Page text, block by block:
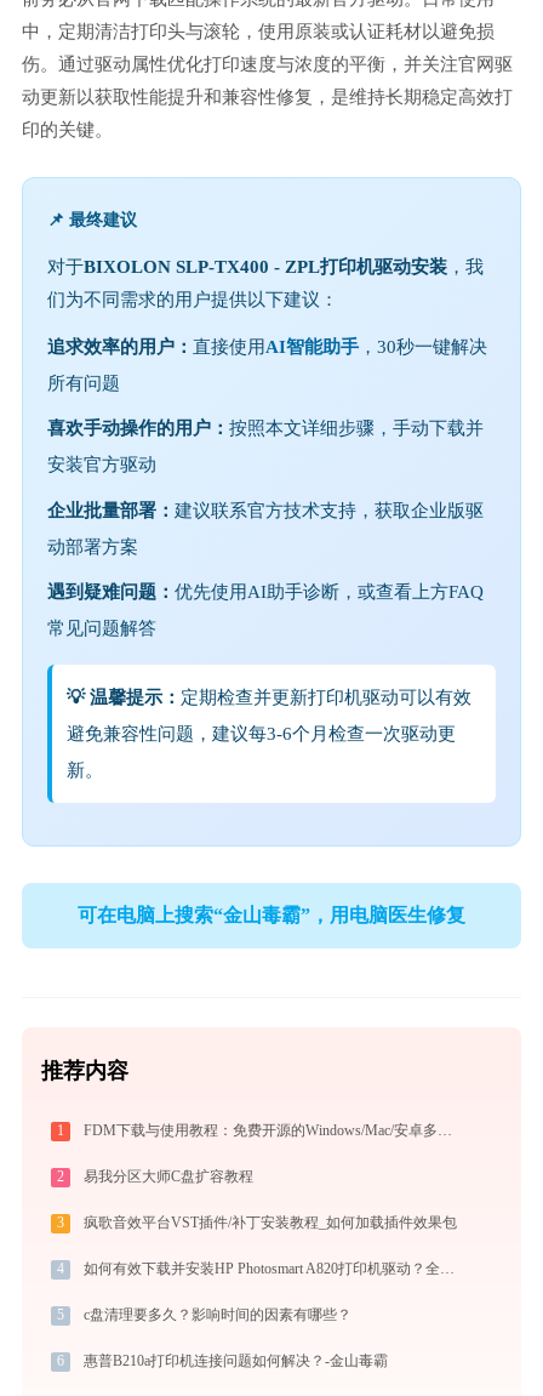
中，定期清洁打印头与滚轮，使用原装或认证耗材以避免损
伤。通过驱动属性优化打印速度与浓度的平衡，并关注官网驱
动更新以获取性能提升和兼容性修复，是维持长期稳定高效打
印的关键。
📌 最终建议
对于BIXOLON SLP-TX400 - ZPL打印机驱动安装，我
们为不同需求的用户提供以下建议：
追求效率的用户： 直接使用AI智能助手，30秒一键解决
所有问题
喜欢手动操作的用户： 按照本文详细步骤，手动下载并
安装官方驱动
企业批量部署： 建议联系官方技术支持，获取企业版驱
动部署方案
遇到疑难问题： 优先使用AI助手诊断，或查看上方FAQ
常见问题解答
💡 温馨提示： 定期检查并更新打印机驱动可以有效
避免兼容性问题，建议每3-6个月检查一次驱动更
新。
可在电脑上搜索“金山毒霸”，用电脑医生修复
推荐内容
1 FDM下载与使用教程：免费开源的Windows/Mac/安卓多线程下载管理器
2 易我分区大师C盘扩容教程
3 疯歌音效平台VST插件/补丁安装教程_如何加载插件效果包
4 如何有效下载并安装HP Photosmart A820打印机驱动？全方位指导手册
5 c盘清理要多久？影响时间的因素有哪些？
6 惠普B210a打印机连接问题如何解决？-金山毒霸